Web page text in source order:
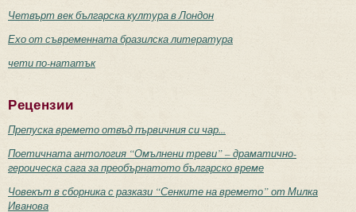
Четвърт век българска култура в Лондон
Ехо от съвременната бразилска литература
чети по-нататък
Рецензии
Препуска времето отвъд първичния си чар...
Поетичната антология “Омълнени треви” – драматично-
героическа сага за преобърнатото българско време
Човекът в сборника с разкази “Сенките на времето” от Милка
Иванова